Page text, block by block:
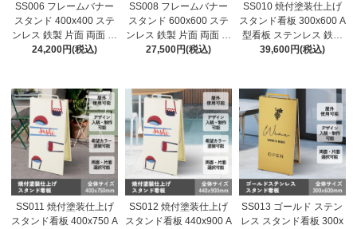
SS006 フレームバナー
スタンド 400x400 ステ
ンレス 鉄製 片面 両面 オ
ーダーメイド看板 おし
板 自立看板
24,200円(税込)
SS008 フレームバナー
スタンド 600x600 ステ
ンレス 鉄製 片面 両面 オ
ーダーメイド看板 おし
板 自立看板
27,500円(税込)
SS010 焼付塗装仕上げ
スタンド看板 300x600 A
型看板 ステンレス 鉄製
片面 両面 オーダーメイ
看板 店舗看板 自立看板
39,600円(税込)
SS011 焼付塗装仕上げ
スタンド看板 400x750 A
SS012 焼付塗装仕上げ
スタンド看板 440x900 A
SS013 ゴールド ステン
レス スタンド看板 300x